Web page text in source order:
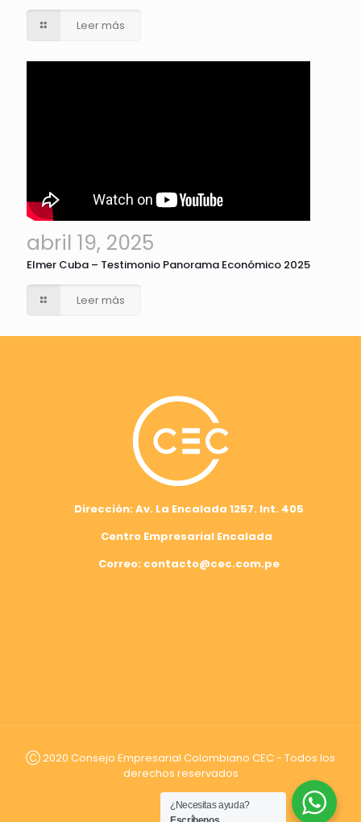
Leer más
abril 19, 2025
Elmer Cuba – Testimonio Panorama Económico 2025
Leer más
Dirección: Av. La Encalada 1257. Int. 405
Centro Empresarial Encalada
Correo: contacto@cec.com.pe
Ⓒ 2020 Consejo Empresarial Colombiano CEC - Todos los
derechos reservados
¿Necesitas ayuda?